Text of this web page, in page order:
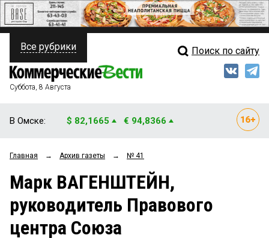
ПОЛИТИКА
ФИНАНСЫ
ОБЩЕСТВО
ЗАКОН
НОВОСТИ КОМПАНИЙ
Свежий выпуск
Рейтинги
Блоги
Все рубрики Поиск по сайту
Суббота, 8 Августа
В Омске: $ 82,1665 € 94,8366
Главная → Архив газеты → № 41
Марк ВАГЕНШТЕЙН,
руководитель Правового
центра Союза